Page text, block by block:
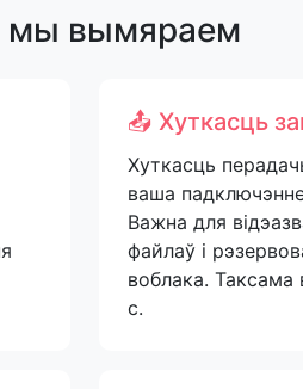
мы вымяраем
📤 Хуткасць
Хуткасць
ваша
Важна для
файлаў і
воблака.
с.